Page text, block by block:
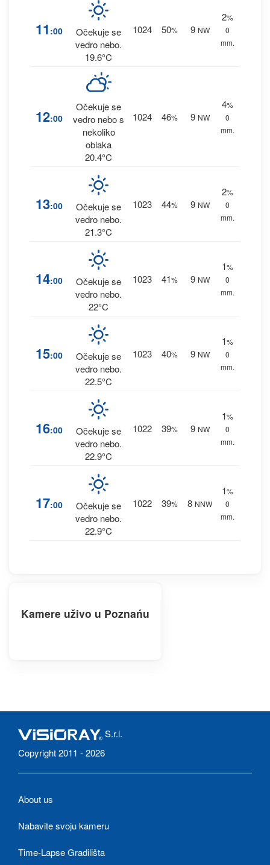
11 :00
Očekuje se
vedro nebo.
19.6°C
1024 50% 9 NW
2%
0
mm.
12:00
Očekuje se
vedro nebo s
nekoliko
oblaka
20.4°C
1024 46% 9 NW
4%
0
mm.
13:00
Očekuje se
vedro nebo.
21.3°C
1023 44% 9 NW
2%
0
mm.
14:00
Očekuje se
vedro nebo.
22°C
1023 41% 9 NW
1%
0
mm.
15:00
Očekuje se
vedro nebo.
22.5°C
1023 40% 9 NW
1%
0
mm.
16:00
Očekuje se
vedro nebo.
22.9°C
1022 39% 9 NW
1%
0
mm.
17:00
Očekuje se
vedro nebo.
22.9°C
1022 39% 8 NNW
1%
0
mm.
Kamere uživo u Poznańu
S.r.l.
Copyright 2011 - 2026
About us
Nabavite svoju kameru
Time-Lapse Gradilišta